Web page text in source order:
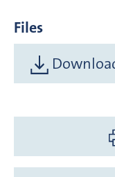
Files